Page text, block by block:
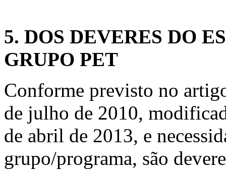
5. DOS DEVERES DO
GRUPO PET
Conforme previsto no
de julho de 2010,
de abril de 2013, e
grupo/programa, são